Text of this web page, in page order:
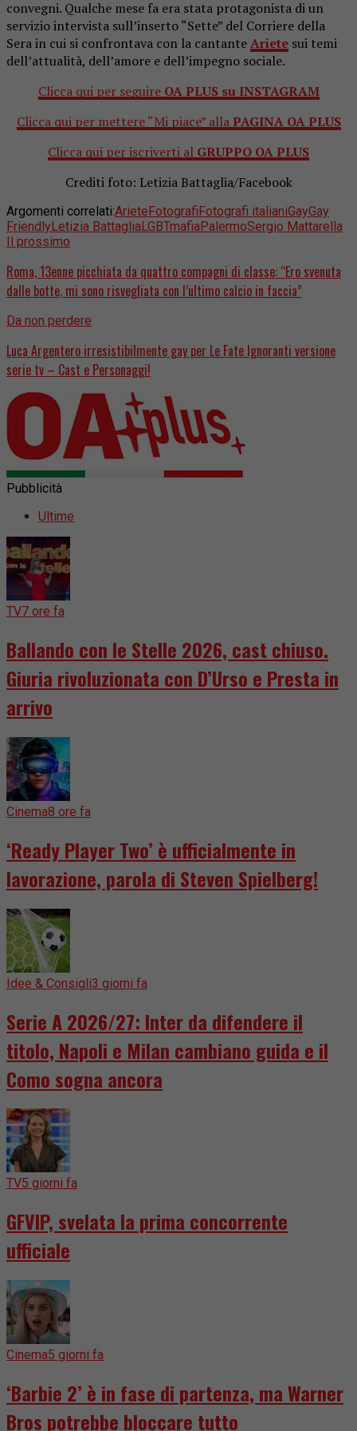
convegni. Qualche mese fa era stata protagonista di un
servizio intervista sull’inserto “Sette” del Corriere della
Sera in cui si confrontava con la cantanteAriete sui temi
dell’attualità, dell’amore e dell’impegno sociale.
Clicca qui per seguire OA PLUS su INSTAGRAM
Clicca qui per mettere “Mi piace” alla PAGINA OA PLUS
Clicca qui per iscriverti al GRUPPO OA PLUS
Crediti foto: Letizia Battaglia/Facebook
Argomenti correlati:ArieteFotografiFotografi italianiGayGay
FriendlyLetizia BattagliaLGBTmafiaPalermoSergio Mattarella
Il prossimo
Roma, 13enne picchiata da quattro compagni di classe: “Ero svenuta
dalle botte, mi sono risvegliata con l’ultimo calcio in faccia”
Da non perdere
Luca Argentero irresistibilmente gay per Le Fate Ignoranti versione
serie tv – Cast e Personaggi!
Pubblicità
Ultime
TV7 ore fa
Ballando con le Stelle 2026, cast chiuso.
Giuria rivoluzionata con D’Urso e Presta in
arrivo
Cinema8 ore fa
‘Ready Player Two’ è ufficialmente in
lavorazione, parola di Steven Spielberg!
Idee & Consigli3 giorni fa
Serie A 2026/27: Inter da difendere il
titolo, Napoli e Milan cambiano guida e il
Como sogna ancora
TV5 giorni fa
GFVIP, svelata la prima concorrente
ufficiale
Cinema5 giorni fa
‘Barbie 2’ è in fase di partenza, ma Warner
Bros potrebbe bloccare tutto